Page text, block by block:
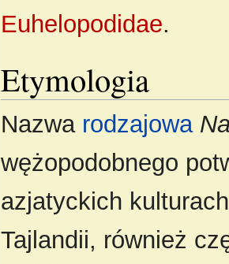
Euhelopodidae.
Etymologia
Nazwa rodzajowa
wężopodobnego
azjatyckich
Tajlandii, również